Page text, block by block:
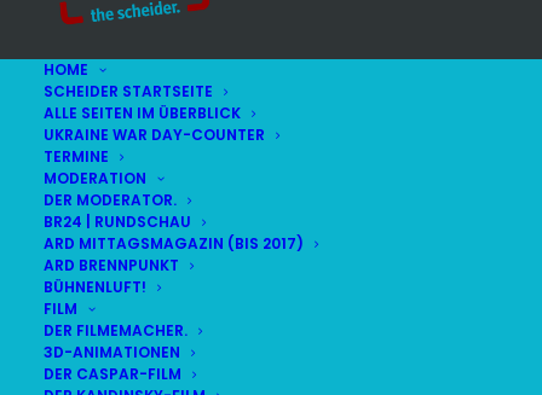
HOME
SCHEIDER STARTSEITE
ALLE SEITEN IM ÜBERBLICK
UKRAINE WAR DAY-COUNTER
TERMINE
MODERATION
DER MODERATOR.
BR24 | RUNDSCHAU
ARD MITTAGSMAGAZIN (BIS 2017)
ARD BRENNPUNKT
BÜHNENLUFT!
FILM
DER FILMEMACHER.
3D-ANIMATIONEN
DER CASPAR-FILM
© STEFAN SCHEIDER